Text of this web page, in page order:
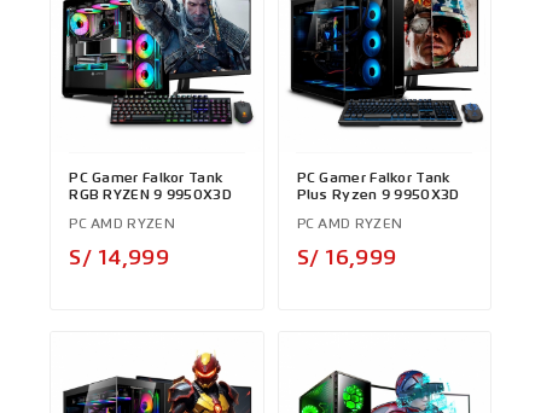
PC Gamer Falkor Tank
RGB RYZEN 9 9950X3D
PC AMD RYZEN
S/ 14,999
PC Gamer Falkor Tank
Plus Ryzen 9 9950X3D
PC AMD RYZEN
S/ 16,999